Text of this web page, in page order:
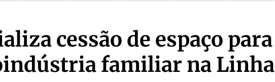
cessão de espaço para
familiar na Linha